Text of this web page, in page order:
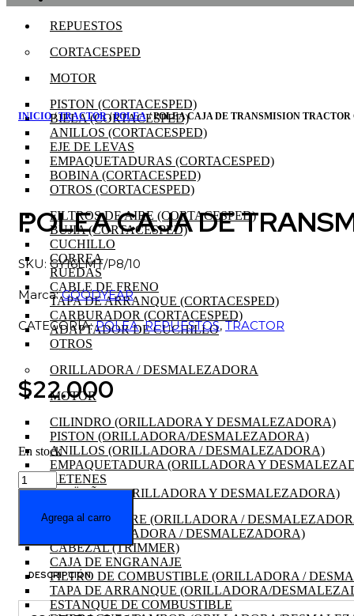
REPUESTOS
CORTACESPED
MOTOR
PISTON (CORTACESPED)
BIELA (CORTACESPED)
ANILLOS (CORTACESPED)
EJE DE LEVAS
EMPAQUETADURAS (CORTACESPED)
BOBINA (CORTACESPED)
OTROS (CORTACESPED)
FILTROS DE AIRE (CORTACESPED)
BUJIA (CORTACESPED)
CUCHILLO
CORREA
RUEDAS
CABLE DE FRENO
TAPA DE ARRANQUE (CORTACESPED)
CARBURADOR (CORTACESPED)
ADAPTADOR DE CUCHILLO
OTROS
ORILLADORA / DESMALEZADORA
MOTOR
CILINDRO (ORILLADORA Y DESMALEZADORA)
PISTON (ORILLADORA/DESMALEZADORA)
ANILLOS (ORILLADORA / DESMALEZADORA)
EMPAQUETADURA (ORILLADORA Y
RETENES
CIGÜEÑAL (ORILLADORA Y DESMALEZADORA)
FILTRO DE AIRE (ORILLADORA /
BUJIA (ORILLADORA / DESMALEZADORA)
CABEZAL (TRIMMER)
CAJA DE ENGRANAJE
FILTRO DE COMBUSTIBLE (ORILLADORA /
TAPA DE ARRANQUE (ORILLADORA/
ESTANQUE DE COMBUSTIBLE
INICIO/TRACTOR/POLEA/ POLEA CAJA DE TRANSMISION TRACTOR
POLEA CAJA DE
SKU: GY16LMT/P8/10
Marca:GOODYEAR
CATEGORÍA:POLEA,REPUESTOS,TRACTOR
$22.000
En stock
POLEA
CAJA
TRANSMISION
GOODYEAR
GY16LMT
cantidad
Agrega al carro
DESCRIPCIÓN